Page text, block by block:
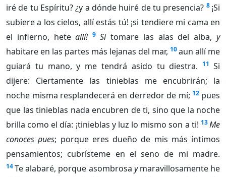
iré de tu Espíritu? ¿y a dónde huiré de tu presencia? 8 ¡Si
subiere a los cielos, allí estás tú! ¡si tendiere mi cama en
el infierno, heteallí! 9 Sitomare las alas del alba,y
habitare en las partes más lejanas del mar, 10aun allí me
guiará tu mano, y me tendrá asido tu diestra.
11 Si
dijere: Ciertamente las tinieblas me encubrirán; la
noche misma resplandecerá en derredor de mí; 12 pues
que las tinieblas nada encubren de ti, sino que la noche
brilla como el día: ¡tinieblas y luz lo mismo son a ti! 13Me
conoces pues; porque eres dueño de mis más íntimos
pensamientos; cubrísteme en el seno de mi madre.
14Te alabaré, porque asombrosa ymaravillosamente he